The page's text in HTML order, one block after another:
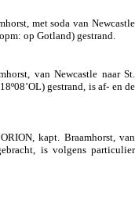
met soda van Newcastle
op Gotland) gestrand.
van Newcastle naar St.
gestrand, is af- en de
kapt. Braamhorst, van
is volgens particulier